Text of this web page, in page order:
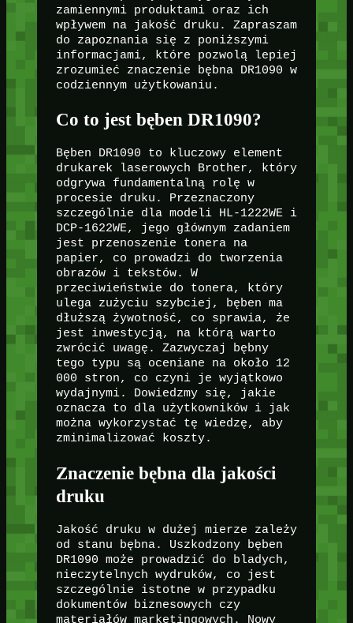
zamiennymi produktami oraz ich
wpływem na jakość druku. Zapraszam
do zapoznania się z poniższymi
informacjami, które pozwolą lepiej
zrozumieć znaczenie bębna DR1090 w
codziennym użytkowaniu.
Co to jest bęben DR1090?
Bęben DR1090 to kluczowy element
drukarek laserowych Brother, który
odgrywa fundamentalną rolę w
procesie druku. Przeznaczony
szczególnie dla modeli HL-1222WE i
DCP-1622WE, jego głównym zadaniem
jest przenoszenie tonera na
papier, co prowadzi do tworzenia
obrazów i tekstów. W
przeciwieństwie do tonera, który
ulega zużyciu szybciej, bęben ma
dłuższą żywotność, co sprawia, że
jest inwestycją, na którą warto
zwrócić uwagę. Zazwyczaj bębny
tego typu są oceniane na około 12
000 stron, co czyni je wyjątkowo
wydajnymi. Dowiedzmy się, jakie
oznacza to dla użytkowników i jak
można wykorzystać tę wiedzę, aby
zminimalizować koszty.
Znaczenie bębna dla jakości
druku
Jakość druku w dużej mierze zależy
od stanu bębna. Uszkodzony bęben
DR1090 może prowadzić do bladych,
nieczytelnych wydruków, co jest
szczególnie istotne w przypadku
dokumentów biznesowych czy
materiałów marketingowych. Nowy